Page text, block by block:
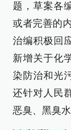
题，草案各
或者完善的
治编积极回
新增关于化
染防治和光
还针对人民
恶臭、黑臭